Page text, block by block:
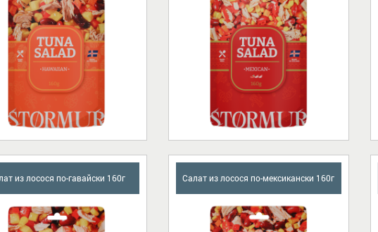
из лосося по-гавайски 160г Салат из лосося по-мексикански 160г